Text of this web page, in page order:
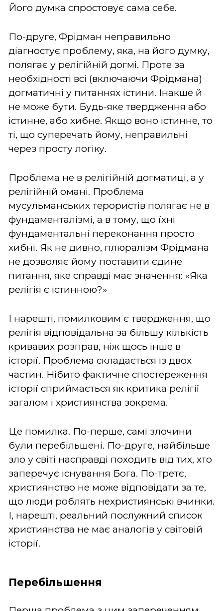
Його думка спростовує сама себе.
По-друге, Фрідман неправильно
діагностує проблему, яка, на його думку,
полягає у релігійній догмі. Проте за
необхідності всі (включаючи Фрідмана)
догматичні у питаннях істини. Інакше й
не може бути. Будь-яке твердження або
істинне, або хибне. Якщо воно істинне, то
ті, що суперечать йому, неправильні
через просту логіку.
Проблема не в релігійній догматиці, а у
релігійній омані. Проблема
мусульманських терористів полягає не в
фундаменталізмі, а в тому, що їхні
фундаментальні переконання просто
хибні. Як не дивно, плюралізм Фрідмана
не дозволяє йому поставити єдине
питання, яке справді має значення: «Яка
релігія є істинною?»
І нарешті, помилковим є твердження, що
релігія відповідальна за більшу кількість
кривавих розправ, ніж щось інше в
історії. Проблема складається із двох
частин. Нібито фактичне спостереження
історії сприймається як критика релігії
загалом і християнства зокрема.
Це помилка. По-перше, самі злочини
були перебільшені. По-друге, найбільше
зло у світі насправді походить від тих, хто
заперечує існування Бога. По-третє,
християнство не може відповідати за те,
що люди роблять нехристиянські вчинки.
І, нарешті, реальний послужний список
християнства не має аналогів у світовій
історії.
Перебільшення